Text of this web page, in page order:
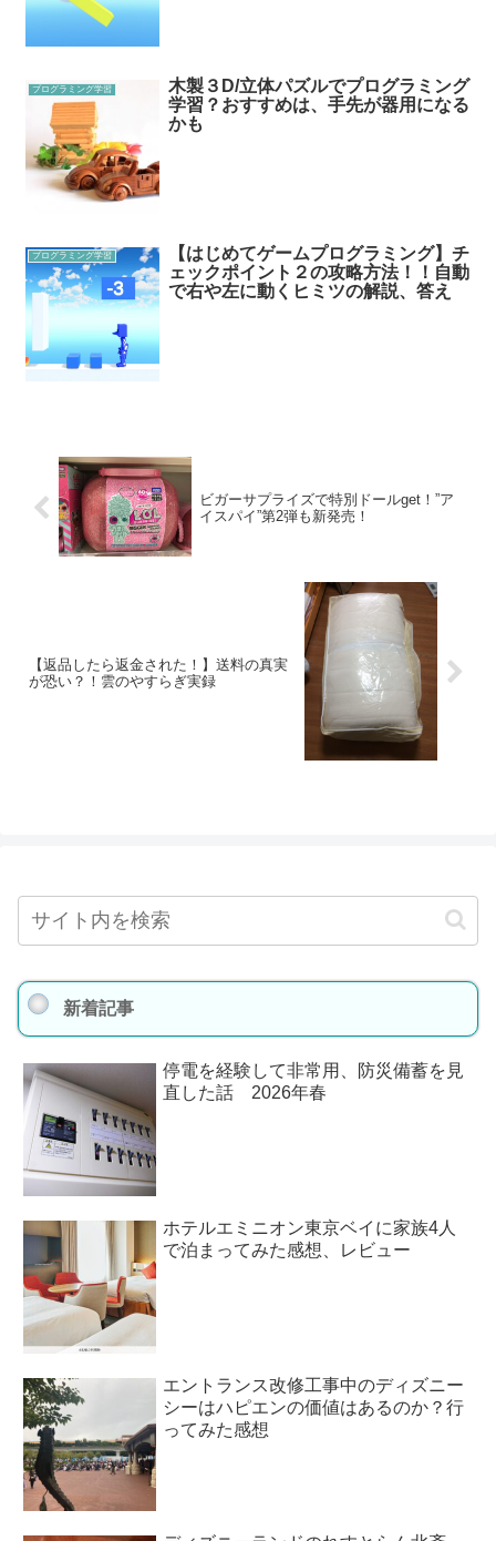
プログラミング学習
木製３D/立体パズルでプログラミング
学習？おすすめは、手先が器用になる
かも
プログラミング学習
【はじめてゲームプログラミング】チ
ェックポイント２の攻略方法！！自動
で右や左に動くヒミツの解説、答え
ビガーサプライズで特別ドールget！”ア
イスパイ”第2弾も新発売！
【返品したら返金された！】送料の真実
が恐い？！雲のやすらぎ実録
新着記事
停電を経験して非常用、防災備蓄を見
直した話 2026年春
ホテルエミニオン東京ベイに家族4人
で泊まってみた感想、レビュー
エントランス改修工事中のディズニー
シーはハピエンの価値はあるのか？行
ってみた感想